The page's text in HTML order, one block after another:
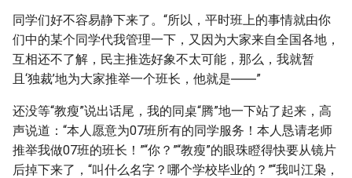
同学们好不容易静下来了。“所以，平时班上的事情就由你
们中的某个同学代我管理一下，又因为大家来自全国各地，
互相还不了解，民主推选好象不太可能，那么，我就暂
且‘独裁’地为大家推举一个班长，他就是――”
还没等“教瘦”说出话尾，我的同桌“腾”地一下站了起来，高
声说道：“本人愿意为07班所有的同学服务！本人恳请老师
推举我做07班的班长！”“你？”“教瘦”的眼珠瞪得快要从镜片
后掉下来了，“叫什么名字？哪个学校毕业的？”“我叫江枭，